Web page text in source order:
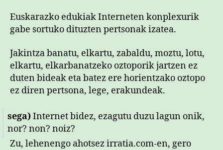
Euskarazko edukiak Interneten konplexurik
gabe sortuko dituzten pertsonak izatea.
Jakintza banatu, elkartu, zabaldu, moztu, lotu,
elkartu, elkarbanatzeko oztoporik jartzen ez
duten bideak eta batez ere horientzako oztopo
ez diren pertsona, lege, erakundeak.
sega)Internet bidez, ezagutu duzu lagun onik,
nor? non? noiz?
Zu, lehenengo ahotsez irratia.com-en, gero